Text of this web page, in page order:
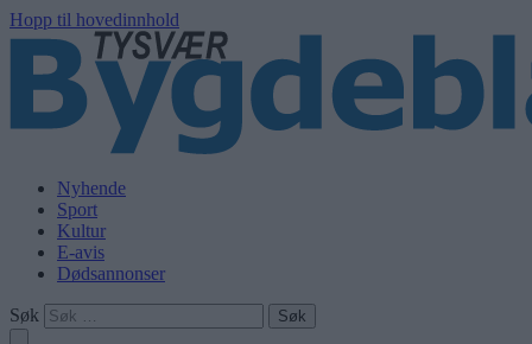
Hopp til hovedinnhold
Nyhende
Sport
Kultur
E-avis
Dødsannonser
Søk